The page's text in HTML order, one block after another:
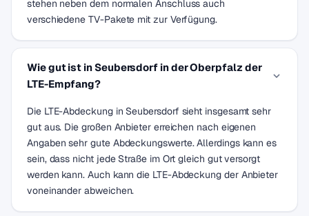
stehen neben dem normalen Anschluss auch
verschiedene TV-Pakete mit zur Verfügung.
Wie gut ist in Seubersdorf in der Oberpfalz der
LTE-Empfang?
Die LTE-Abdeckung in Seubersdorf sieht insgesamt sehr
gut aus. Die großen Anbieter erreichen nach eigenen
Angaben sehr gute Abdeckungswerte. Allerdings kann es
sein, dass nicht jede Straße im Ort gleich gut versorgt
werden kann. Auch kann die LTE-Abdeckung der Anbieter
voneinander abweichen.